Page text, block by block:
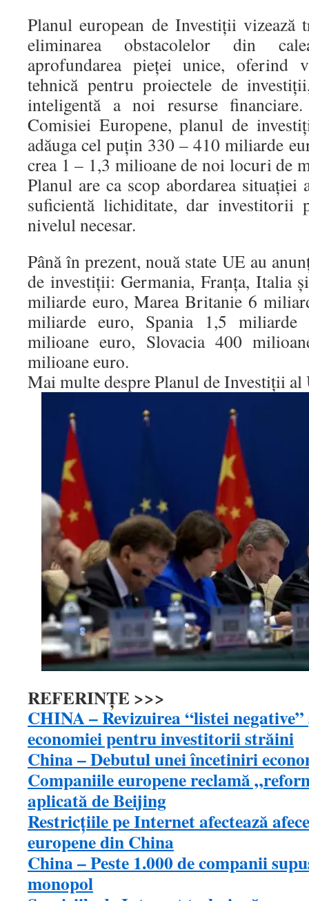
Planul european de Investiţii vizează
eliminarea obstacolelor din
aprofundarea pieţei unice, oferind
tehnică pentru proiectele de
inteligentă a noi resurse
Comisiei Europene, planul de
adăuga cel puţin 330 – 410 miliarde
crea 1 – 1,3 milioane de noi locuri de
Planul are ca scop abordarea situaţiei
suficientă lichiditate, dar investitorii
nivelul necesar.
Până în prezent, nouă state UE au
de investiții: Germania, Franţa, Italia
miliarde euro, Marea Britanie 6
miliarde euro, Spania 1,5 miliarde
milioane euro, Slovacia 400
milioane euro.
Mai multe despre Planul de Investiţii
REFERINŢE >>>
CHINA – Revizuirea “listei negative”
economiei pentru investitorii străini
China – Debutul unei încetiniri
Companiile europene reclamă
aplicată de Beijing
Restricțiile pe Internet afectează
europene din China
China – Peste 1.000 de companii
monopol